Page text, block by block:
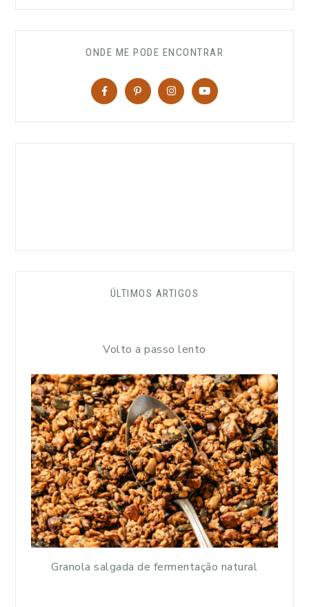
ONDE ME PODE ENCONTRAR
ÚLTIMOS ARTIGOS
Volto a passo lento
Granola salgada de fermentação natural